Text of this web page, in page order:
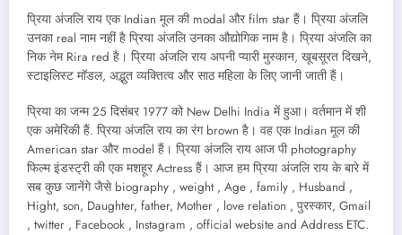
प्रिया अंजलि राय एक Indian मूल की modal और film star हैं। प्रिया अंजलि
उनका real नाम नहीं है प्रिया अंजलि उनका औद्योगिक नाम है। प्रिया अंजलि का
निक नेम Rira red है। प्रिया अंजलि राय अपनी प्यारी मुस्कान, खूबसूरत दिखने,
स्टाइलिस्ट मॉडल, अद्भुत व्यक्तित्व और साठ महिला के लिए जानी जाती हैं।
प्रिया का जन्म 25 दिसंबर 1977 को New Delhi India में हुआ। वर्तमान में शी
एक अमेरिकी हैं. प्रिया अंजलि राय का रंग brown है। वह एक Indian मूल की
American star और model हैं। प्रिया अंजलि राय आज पी photography
फिल्म इंडस्ट्री की एक मशहूर Actress हैं। आज हम प्रिया अंजलि राय के बारे में
सब कुछ जानेंगे जैसे biography , weight , Age , family , Husband ,
Hight, son, Daughter, father, Mother , love relation , पुरस्कार, Gmail
, twitter , Facebook , Instagram , official website and Address ETC.